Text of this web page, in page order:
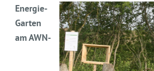
Energie-
Garten
am AWN-